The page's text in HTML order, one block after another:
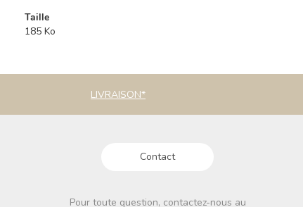
Taille
185 Ko
LIVRAISON*
Contact
Pour toute question, contactez-nous au